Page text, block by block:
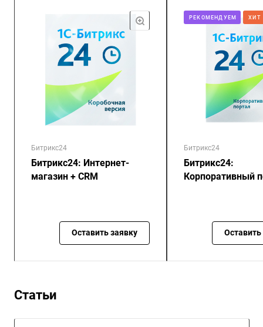
Битрикс24
Битрикс24: Интернет-
магазин + CRM
Оставить заявку
РЕКОМЕНДУЕМ ХИТ
Битрикс24
Битрикс24:
Корпоративный
Оставить
Статьи